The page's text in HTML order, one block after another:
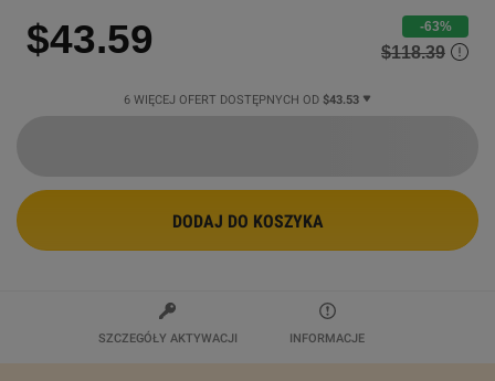
$43.59 -63%
$118.39
6 WIĘCEJ OFERT DOSTĘPNYCH OD $43.53
DODAJ DO KOSZYKA
SZCZEGÓŁY AKTYWACJI INFORMACJE